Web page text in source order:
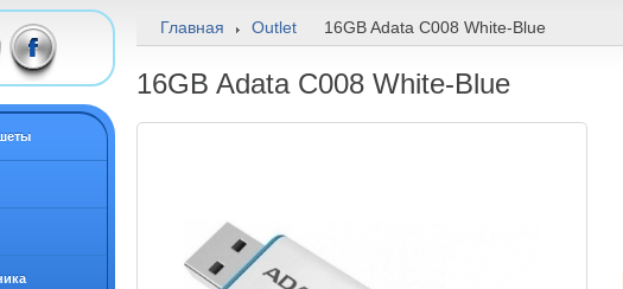
Главная Outlet 16GB Adata C008 White-Blue
16GB Adata C008 White-Blue